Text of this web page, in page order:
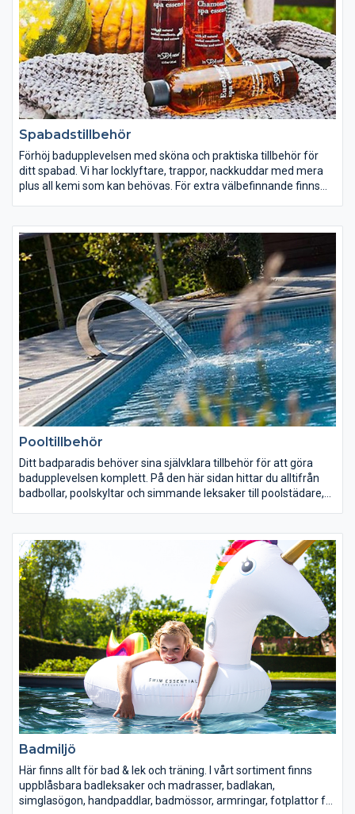
Spabadstillbehör
Förhöj badupplevelsen med sköna och praktiska tillbehör för
ditt spabad. Vi har locklyftare, trappor, nackkuddar med mera
plus all kemi som kan behövas. För extra välbefinnande finns
Pooltillbehör
Ditt badparadis behöver sina självklara tillbehör för att göra
badupplevelsen komplett. På den här sidan hittar du alltifrån
badbollar, poolskyltar och simmande leksaker till poolstädare,
Badmiljö
Här finns allt för bad & lek och träning. I vårt sortiment finns
uppblåsbara badleksaker och madrasser, badlakan,
simglasögon, handpaddlar, badmössor, armringar, fotplattor för